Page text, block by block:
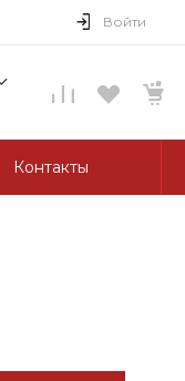
Войти
Контакты